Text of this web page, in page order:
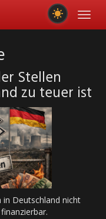
Stellen
zu teuer ist
Deutschland nicht